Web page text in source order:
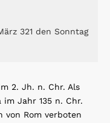
321 den Sonntag
2. Jh. n. Chr. Als
Jahr 135 n. Chr.
von Rom verboten